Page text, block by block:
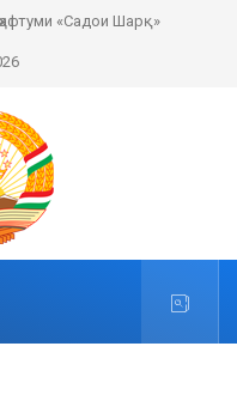
«Садои Шарқ»